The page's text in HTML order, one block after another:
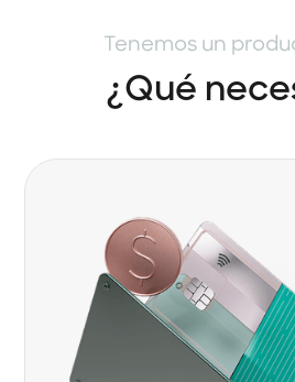
Tenemos un
¿Qué